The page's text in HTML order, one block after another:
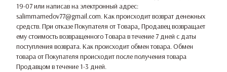
19-07 или написав на электронный адрес:
salimmamedov77@gmail.com. Как происходит возврат денежных
средств. При отказе Покупателя от Товара, Продавец возвращает
ему стоимость возвращенного Товара в течение 7 дней с даты
поступления возврата. Как происходит обмен товара. Обмен
товара от Покупателя происходит после получения товара
Продавцом в течение 1-3 дней.